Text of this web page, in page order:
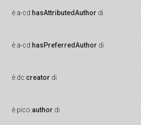
è a-cd:hasAttributedAuthor di
è a-cd:hasPreferredAuthor di
è dc:creator di
è pico:author di